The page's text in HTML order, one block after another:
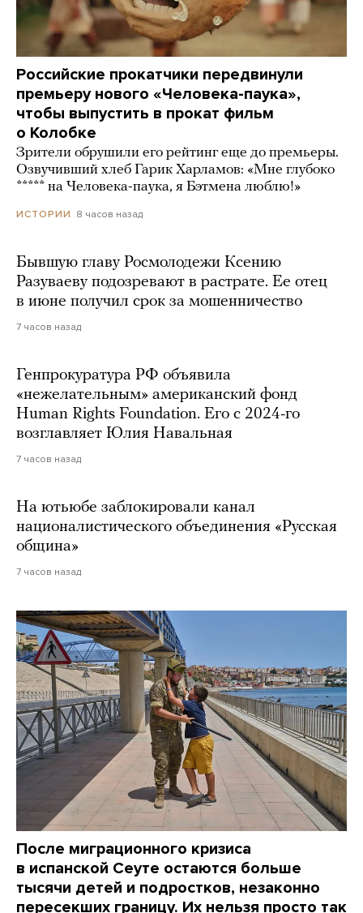
Российские прокатчики передвинули
премьеру нового «Человека-паука»,
чтобы выпустить в прокат фильм
о Колобке
Зрители обрушили его рейтинг еще до премьеры.
Озвучивший хлеб Гарик Харламов: «Мне глубоко
***** на Человека-паука, я Бэтмена люблю!»
ИСТОРИИ 8 часов назад
Бывшую главу Росмолодежи Ксению
Разуваеву подозревают в растрате. Ее отец
в июне получил срок за мошенничество
7 часов назад
Генпрокуратура РФ объявила
«нежелательным» американский фонд
Human Rights Foundation. Его с 2024-го
возглавляет Юлия Навальная
7 часов назад
На ютьюбе заблокировали канал
националистического объединения «Русская
община»
7 часов назад
После миграционного кризиса
в испанской Сеуте остаются больше
тысячи детей и подростков, незаконно
пересекших границу. Их нельзя просто так